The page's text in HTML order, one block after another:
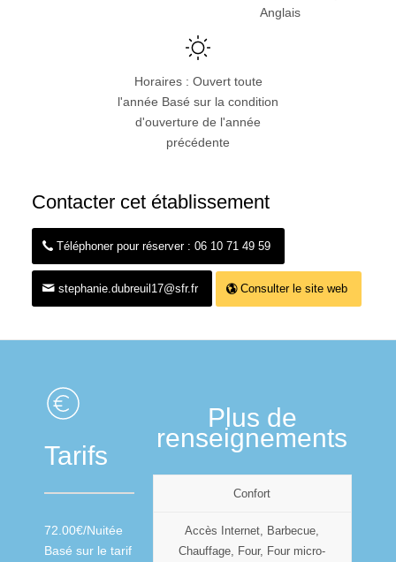
Anglais
Horaires : Ouvert toute
l'année Basé sur la condition
d'ouverture de l'année
précédente
Contacter cet établissement
Téléphoner pour réserver : 06 10 71 49 59
stephanie.dubreuil17@sfr.fr Consulter le site web
Tarifs
72.00€/Nuitée
Basé sur le tarif
Plus de
renseignements
Confort
Accès Internet, Barbecue,
Chauffage, Four, Four micro-